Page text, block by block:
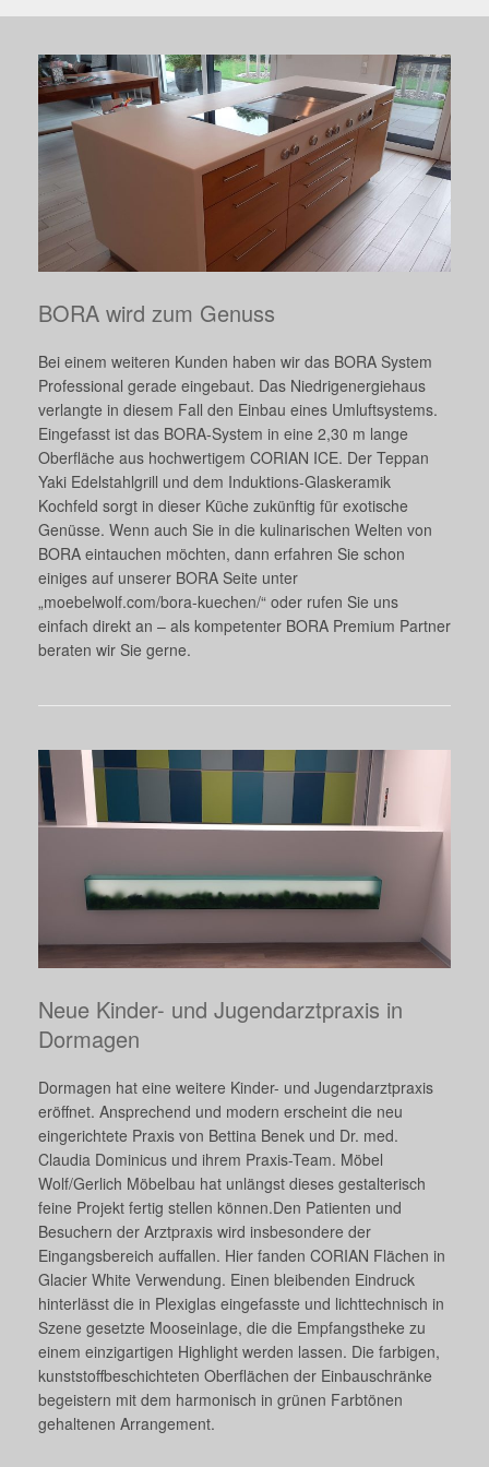
BORA wird zum Genuss
Bei einem weiteren Kunden haben wir das BORA System
Professional gerade eingebaut. Das Niedrigenergiehaus
verlangte in diesem Fall den Einbau eines Umluftsystems.
Eingefasst ist das BORA-System in eine 2,30 m lange
Oberfläche aus hochwertigem CORIAN ICE. Der Teppan
Yaki Edelstahlgrill und dem Induktions-Glaskeramik
Kochfeld sorgt in dieser Küche zukünftig für exotische
Genüsse. Wenn auch Sie in die kulinarischen Welten von
BORA eintauchen möchten, dann erfahren Sie schon
einiges auf unserer BORA Seite unter
„moebelwolf.com/bora-kuechen/“ oder rufen Sie uns
einfach direkt an – als kompetenter BORA Premium Partner
beraten wir Sie gerne.
Neue Kinder- und Jugendarztpraxis in
Dormagen
Dormagen hat eine weitere Kinder- und Jugendarztpraxis
eröffnet. Ansprechend und modern erscheint die neu
eingerichtete Praxis von Bettina Benek und Dr. med.
Claudia Dominicus und ihrem Praxis-Team. Möbel
Wolf/Gerlich Möbelbau hat unlängst dieses gestalterisch
feine Projekt fertig stellen können.Den Patienten und
Besuchern der Arztpraxis wird insbesondere der
Eingangsbereich auffallen. Hier fanden CORIAN Flächen in
Glacier White Verwendung. Einen bleibenden Eindruck
hinterlässt die in Plexiglas eingefasste und lichttechnisch in
Szene gesetzte Mooseinlage, die die Empfangstheke zu
einem einzigartigen Highlight werden lassen. Die farbigen,
kunststoffbeschichteten Oberflächen der Einbauschränke
begeistern mit dem harmonisch in grünen Farbtönen
gehaltenen Arrangement.